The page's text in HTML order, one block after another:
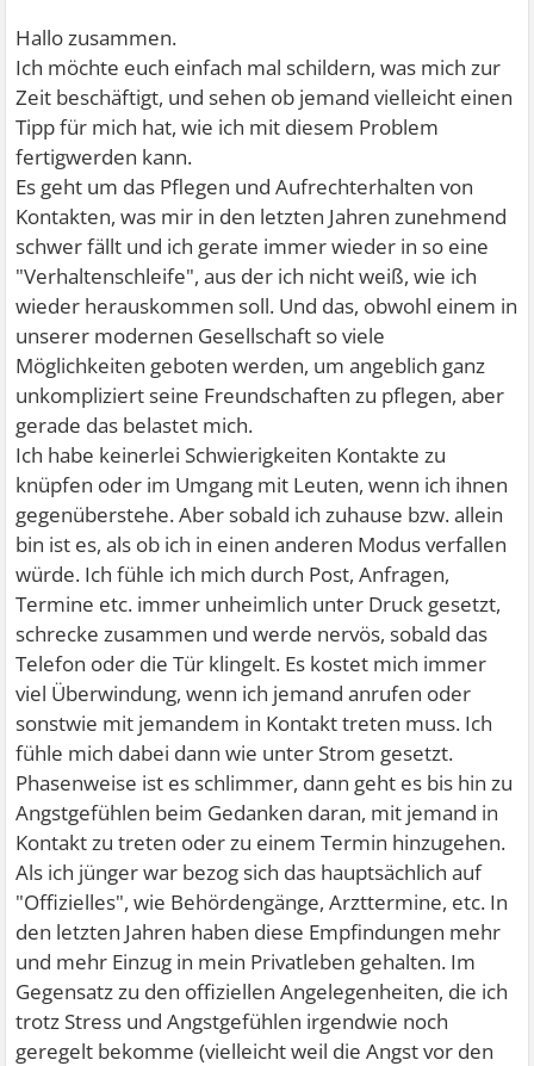
Hallo zusammen.
Ich möchte euch einfach mal schildern, was mich zur
Zeit beschäftigt, und sehen ob jemand vielleicht einen
Tipp für mich hat, wie ich mit diesem Problem
fertigwerden kann.
Es geht um das Pflegen und Aufrechterhalten von
Kontakten, was mir in den letzten Jahren zunehmend
schwer fällt und ich gerate immer wieder in so eine
"Verhaltenschleife", aus der ich nicht weiß, wie ich
wieder herauskommen soll. Und das, obwohl einem in
unserer modernen Gesellschaft so viele
Möglichkeiten geboten werden, um angeblich ganz
unkompliziert seine Freundschaften zu pflegen, aber
gerade das belastet mich.
Ich habe keinerlei Schwierigkeiten Kontakte zu
knüpfen oder im Umgang mit Leuten, wenn ich ihnen
gegenüberstehe. Aber sobald ich zuhause bzw. allein
bin ist es, als ob ich in einen anderen Modus verfallen
würde. Ich fühle ich mich durch Post, Anfragen,
Termine etc. immer unheimlich unter Druck gesetzt,
schrecke zusammen und werde nervös, sobald das
Telefon oder die Tür klingelt. Es kostet mich immer
viel Überwindung, wenn ich jemand anrufen oder
sonstwie mit jemandem in Kontakt treten muss. Ich
fühle mich dabei dann wie unter Strom gesetzt.
Phasenweise ist es schlimmer, dann geht es bis hin zu
Angstgefühlen beim Gedanken daran, mit jemand in
Kontakt zu treten oder zu einem Termin hinzugehen.
Als ich jünger war bezog sich das hauptsächlich auf
"Offizielles", wie Behördengänge, Arzttermine, etc. In
den letzten Jahren haben diese Empfindungen mehr
und mehr Einzug in mein Privatleben gehalten. Im
Gegensatz zu den offiziellen Angelegenheiten, die ich
trotz Stress und Angstgefühlen irgendwie noch
geregelt bekomme (vielleicht weil die Angst vor den